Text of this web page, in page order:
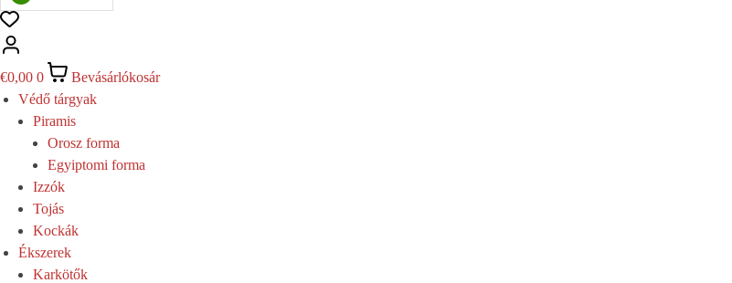
€0,00 0
Bevásárlókosár
Védő tárgyak
Piramis
Orosz forma
Egyiptomi forma
Izzók
Tojás
Kockák
Ékszerek
Karkötők